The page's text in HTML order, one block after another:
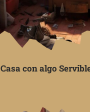
Casa con algo